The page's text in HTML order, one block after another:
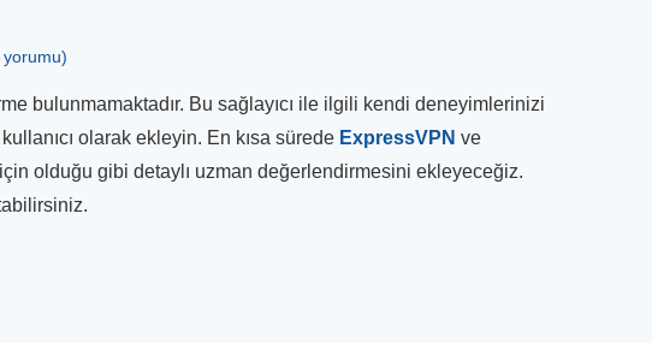
yorumu)
bulunmamaktadır. Bu sağlayıcı ile ilgili kendi deneyimlerinizi
olarak ekleyin. En kısa sürede ExpressVPN ve
olduğu gibi detaylı uzman değerlendirmesini ekleyeceğiz.